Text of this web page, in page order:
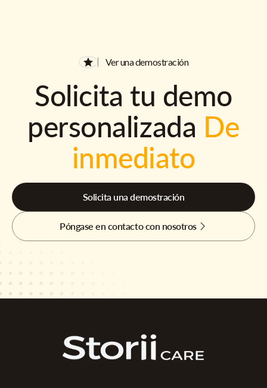
Ver una demostración
Solicita tu demo
personalizada De
inmediato
Solicita una demostración
Póngase en contacto con nosotros